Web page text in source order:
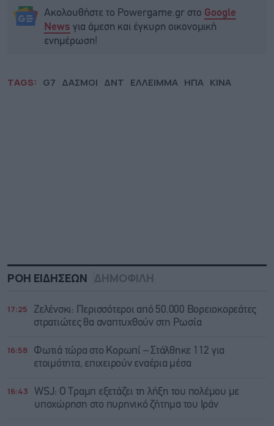
Ακολουθήστε το Powergame.gr στο Google
News για άμεση και έγκυρη οικονομική
ενημέρωση!
TAGS: G7 ΔΑΣΜΟΙ ΔΝΤ ΕΛΛΕΙΜΜΑ ΗΠΑ ΚΙΝΑ
ΡΟΗ ΕΙΔΗΣΕΩΝ ΔΗΜΟΦΙΛΗ
17:25
Ζελένσκι: Περισσότεροι από 50.000 Βορειοκορεάτες
στρατιώτες θα αναπτυχθούν στη Ρωσία
16:58
Φωτιά τώρα στο Κορωπί – Στάλθηκε 112 για
ετοιμότητα, επιχειρούν εναέρια μέσα
16:43
WSJ: Ο Τραμπ εξετάζει τη λήξη του πολέμου με
υποχώρηση στο πυρηνικό ζήτημα του Ιράν